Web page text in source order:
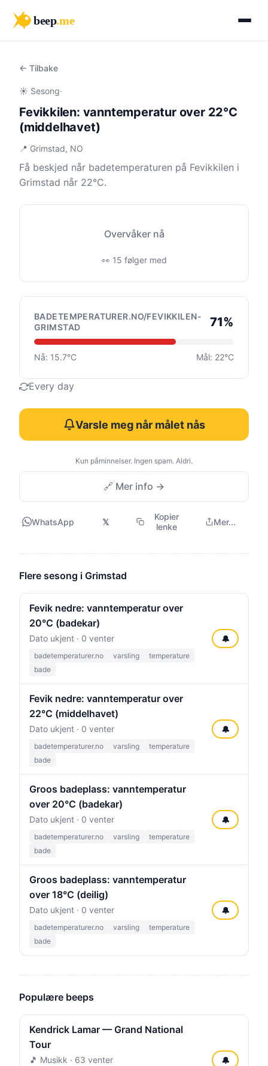
beep.me
← Tilbake
☀️ Sesong·
Fevikkilen: vanntemperatur over 22°C
(middelhavet)
📍 Grimstad, NO
Få beskjed når badetemperaturen på Fevikkilen i
Grimstad når 22°C.
Overvåker nå
👀 15 følger med
BADETEMPERATURER.NO/FEVIKKILEN-
GRIMSTAD
71%
Nå: 15.7°C Mål: 22°C
Every day
Varsle meg når målet nås
Kun påminnelser. Ingen spam. Aldri.
🔗 Mer info →
WhatsApp 𝕏
Kopier
lenke
Mer...
Flere sesong i Grimstad
Fevik nedre: vanntemperatur over
20°C (badekar)
Dato ukjent · 0 venter
badetemperaturer.no varsling
temperature
bade
🔔
Fevik nedre: vanntemperatur over
22°C (middelhavet)
Dato ukjent · 0 venter
badetemperaturer.no varsling
temperature
bade
🔔
Groos badeplass: vanntemperatur
over 20°C (badekar)
Dato ukjent · 0 venter
badetemperaturer.no varsling
temperature
bade
🔔
Groos badeplass: vanntemperatur
over 18°C (deilig)
Dato ukjent · 0 venter
badetemperaturer.no varsling
temperature
bade
🔔
Populære beeps
Kendrick Lamar — Grand National
Tour
🎵 Musikk · 63 venter 🔔